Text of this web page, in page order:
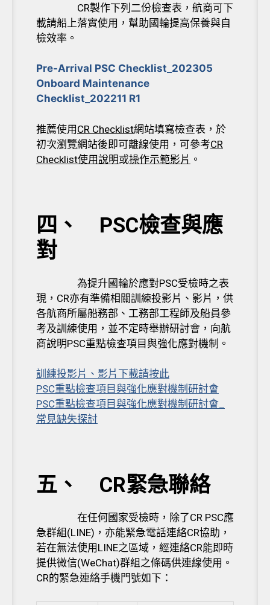
CR製作下列二份檢查表，航商可下
載請船上落實使用，幫助國輪提高保養與自
檢效率。
Pre-Arrival PSC Checklist_202305
Onboard Maintenance
Checklist_202211 R1
推薦使用CR Checklist網站填寫檢查表，於
初次瀏覽網站後即可離線使用，可參考CR
Checklist使用說明或操作示範影片 。
四、 PSC檢查與應
對
為提升國輪於應對PSC受檢時之表
現，CR亦有準備相關訓練投影片、影片，供
各航商所屬船務部、工務部工程師及船員參
考及訓練使用，並不定時舉辦研討會，向航
商說明PSC重點檢查項目與強化應對機制。
訓練投影片、影片下載請按此
PSC重點檢查項目與強化應對機制研討會
PSC重點檢查項目與強化應對機制研討會
常見缺失探討
五、 CR緊急聯絡
在任何國家受檢時，除了CR PSC應
急群組(LINE)，亦能緊急電話連絡CR協助，
若在無法使用LINE之區域，經連絡CR能即時
提供微信(WeChat)群組之條碼供連線使用。
CR的緊急連絡手機門號如下：